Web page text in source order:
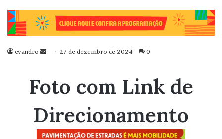
evandro
Mande
mail
27 de dezembro de 2024 0
Foto com Link de
Direcionamento